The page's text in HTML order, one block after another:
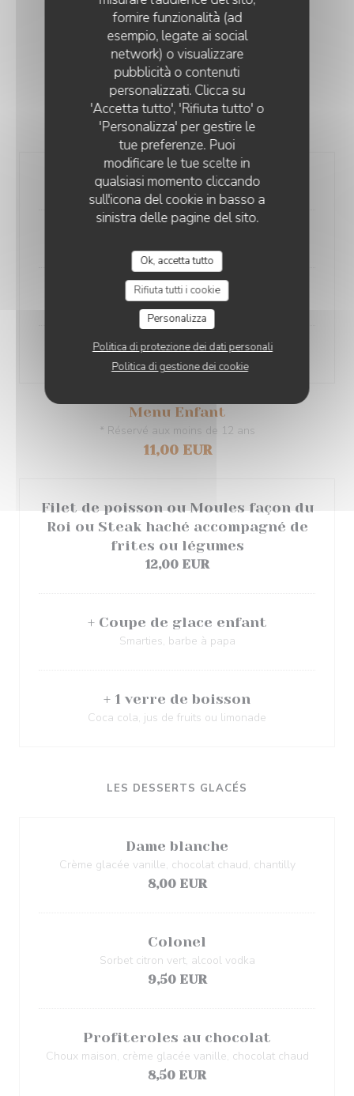
fornire funzionalità (ad
esempio, legate ai social
network) o visualizzare
pubblicità o contenuti
personalizzati. Clicca su
'Accetta tutto', 'Rifiuta tutto' o
'Personalizza' per gestire le
tue preferenze. Puoi
modificare le tue scelte in
qualsiasi momento cliccando
sull'icona del cookie in basso a
sinistra delle pagine del sito.
Ok, accetta tutto
Rifiuta tutti i cookie
Personalizza
Politica di protezione dei dati personali
Politica di gestione dei cookie
Formule du Roi
Hors soir, week-end et juillet / aout
25,00 EUR
Boisson
+ Dessert
+ Café
Menu Enfant
* Réservé aux moins de 12 ans
11,00 EUR
Filet de poisson ou Moules façon du
Roi ou Steak haché accompagné de
frites ou légumes
12,00 EUR
+ Coupe de glace enfant
Smarties, barbe à papa
+ 1 verre de boisson
Coca cola, jus de fruits ou limonade
LES DESSERTS GLACÉS
Dame blanche
Crème glacée vanille, chocolat chaud, chantilly
8,00 EUR
Colonel
Sorbet citron vert, alcool vodka
9,50 EUR
Profiteroles au chocolat
Choux maison, crème glacée vanille, chocolat chaud
8,50 EUR